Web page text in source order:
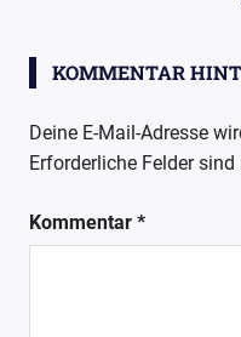
KOMMENTAR
Deine E-Mail-Adresse
Erforderliche Felder
Kommentar *